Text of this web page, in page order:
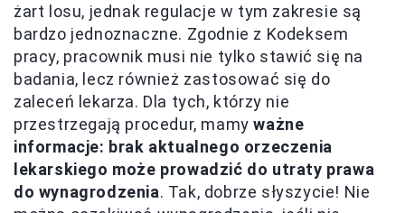
żart losu, jednak regulacje w tym zakresie są
bardzo jednoznaczne. Zgodnie z Kodeksem
pracy, pracownik musi nie tylko stawić się na
badania, lecz również zastosować się do
zaleceń lekarza. Dla tych, którzy nie
przestrzegają procedur, mamyważne
informacje: brak aktualnego orzeczenia
lekarskiego może prowadzić do utraty prawa
do wynagrodzenia. Tak, dobrze słyszycie! Nie